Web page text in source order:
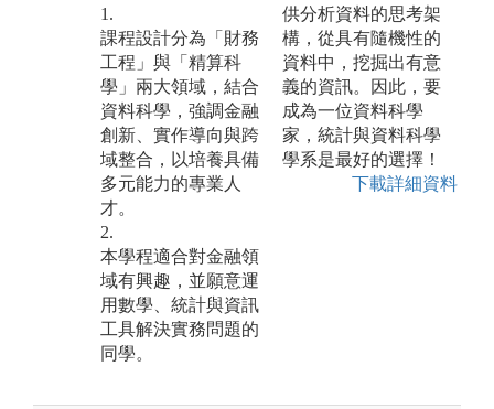
1.
課程設計分為「財務
工程」與「精算科
學」兩大領域，結合
資料科學，強調金融
創新、實作導向與跨
域整合，以培養具備
多元能力的專業人
才。
2.
本學程適合對金融領
域有興趣，並願意運
用數學、統計與資訊
工具解決實務問題的
同學。
供分析資料的思考架
構，從具有隨機性的
資料中，挖掘出有意
義的資訊。因此，要
成為一位資料科學
家，統計與資料科學
學系是最好的選擇！
下載詳細資料